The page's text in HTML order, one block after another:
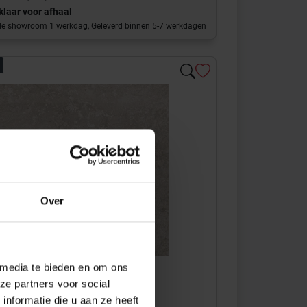
Over
te bieden en om ons
partners voor social
die u aan ze heeft
voor afhaal
showroom 1 werkdag, Geleverd binnen 5-7 werkdagen